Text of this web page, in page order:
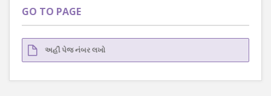
GO TO PAGE